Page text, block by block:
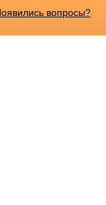
вопросы?